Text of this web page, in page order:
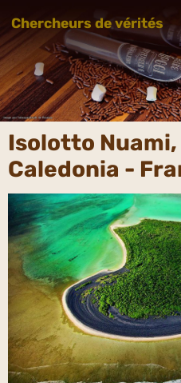
Chercheurs de vérités
Isolotto Nuami,
Caledonia -